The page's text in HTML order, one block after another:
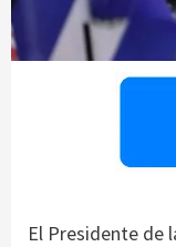
El Presidente de